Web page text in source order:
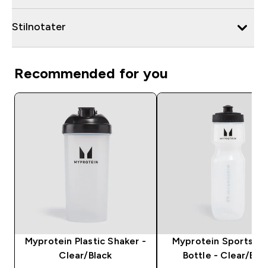
Stilnotater
Recommended for you
Myprotein Plastic Shaker -
Clear/Black
Myprotein Sports
Bottle - Clear/